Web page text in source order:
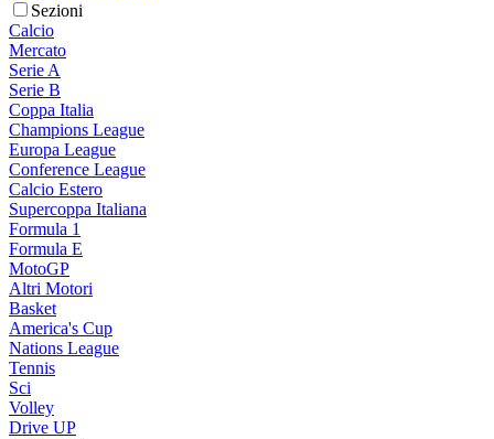
Sezioni
Calcio
Mercato
Serie A
Serie B
Coppa Italia
Champions League
Europa League
Conference League
Calcio Estero
Supercoppa Italiana
Formula 1
Formula E
MotoGP
Altri Motori
Basket
America's Cup
Nations League
Tennis
Sci
Volley
Drive UP